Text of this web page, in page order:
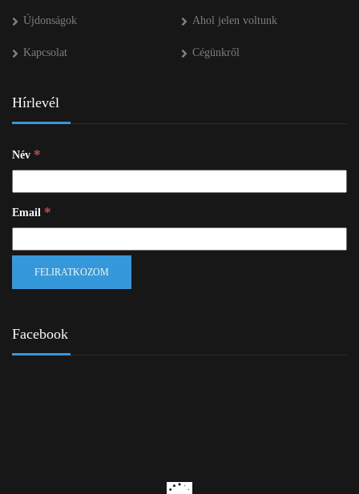
Újdonságok Ahol jelen voltunk
Kapcsolat Cégünkről
Hírlevél
Név *
Email *
Facebook